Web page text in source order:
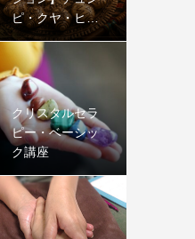
ピ・クヤ・ヒー
リング｜ペル
ー・アンデスの
聖なる石
クリスタルセラ
ピー・ベーシッ
ク講座